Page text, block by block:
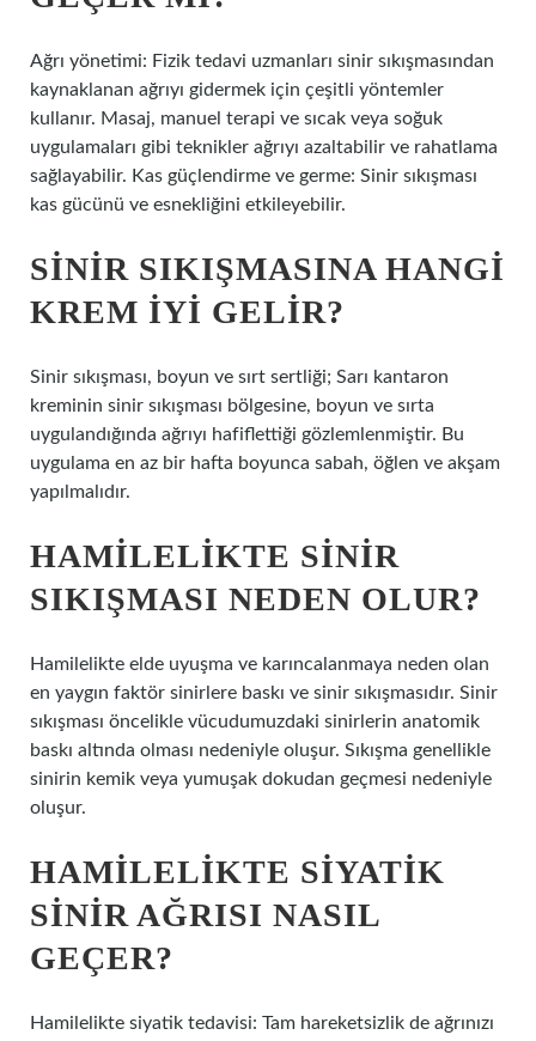
Ağrı yönetimi: Fizik tedavi uzmanları sinir sıkışmasından
kaynaklanan ağrıyı gidermek için çeşitli yöntemler
kullanır. Masaj, manuel terapi ve sıcak veya soğuk
uygulamaları gibi teknikler ağrıyı azaltabilir ve rahatlama
sağlayabilir. Kas güçlendirme ve germe: Sinir sıkışması
kas gücünü ve esnekliğini etkileyebilir.
SINIR SIKIŞMASINA HANGI
KREM IYI GELIR?
Sinir sıkışması, boyun ve sırt sertliği; Sarı kantaron
kreminin sinir sıkışması bölgesine, boyun ve sırta
uygulandığında ağrıyı hafiflettiği gözlemlenmiştir. Bu
uygulama en az bir hafta boyunca sabah, öğlen ve akşam
yapılmalıdır.
HAMILELIKTE SINIR
SIKIŞMASI NEDEN OLUR?
Hamilelikte elde uyuşma ve karıncalanmaya neden olan
en yaygın faktör sinirlere baskı ve sinir sıkışmasıdır. Sinir
sıkışması öncelikle vücudumuzdaki sinirlerin anatomik
baskı altında olması nedeniyle oluşur. Sıkışma genellikle
sinirin kemik veya yumuşak dokudan geçmesi nedeniyle
oluşur.
HAMILELIKTE SIYATIK
SINIR AĞRISI NASIL
GEÇER?
Hamilelikte siyatik tedavisi: Tam hareketsizlik de ağrınızı